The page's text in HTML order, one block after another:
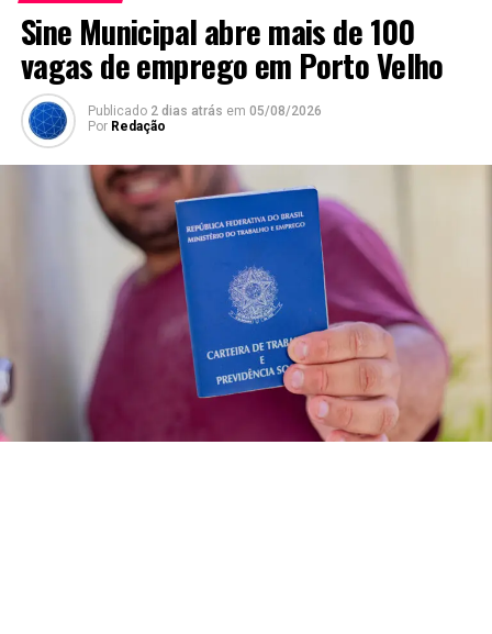
Sine Municipal abre mais de 100
vagas de emprego em Porto Velho
Publicado 2 dias atrás em 05/08/2026
Por Redação